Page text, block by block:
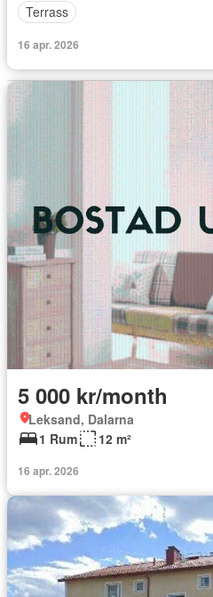
Terrass
16 apr. 2026
5 000 kr/month
Leksand, Dalarna
1 Rum
12 m²
16 apr. 2026